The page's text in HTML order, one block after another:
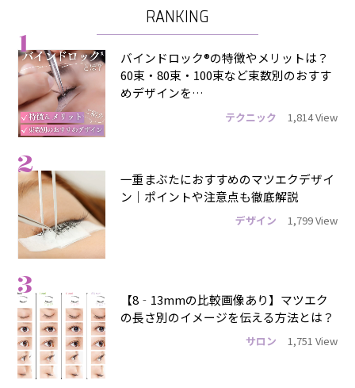
RANKING
1
バインドロック®の特徴やメリットは？
60束・80束・100束など束数別のおすす
めデザインを…
テクニック 1,814 View
2
一重まぶたにおすすめのマツエクデザイ
ン｜ポイントや注意点も徹底解説
デザイン 1,799 View
3
【8‐13mmの比較画像あり】マツエク
の長さ別のイメージを伝える方法とは？
サロン 1,751 View